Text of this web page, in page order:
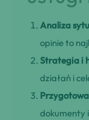
Analiza
opinie to
Strategia i
działań i
dokumenty